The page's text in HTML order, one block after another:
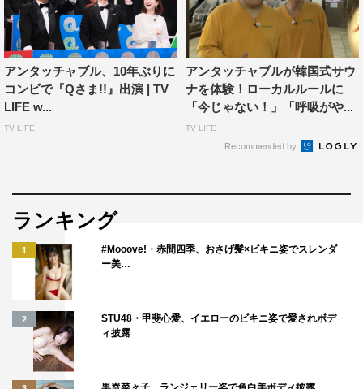
アンタッチャブル、10年ぶりに
コンビで『Qさま!!』出演 | TV
LIFE w...
TV LIFE
アンタッチャブルが韓国式サウ
ナを体験！ローカルルールに
「今じゃない！」「呼吸がや...
TV LIFE
Recommended by
ランキング
1
#Mooove!・赤間四季、おさげ髪×ビキニ姿でスレンダ
ー美…
2
STU48・甲斐心愛、イエローのビキニ姿で愛されボデ
ィ披露